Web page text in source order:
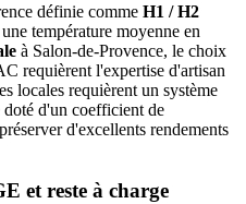
définie comme H1 / H2
température moyenne en
à Salon-de-Provence, le choix
requièrent l'expertise d'artisan
locales requièrent un système
d'un coefficient de
d'excellents rendements
et reste à charge